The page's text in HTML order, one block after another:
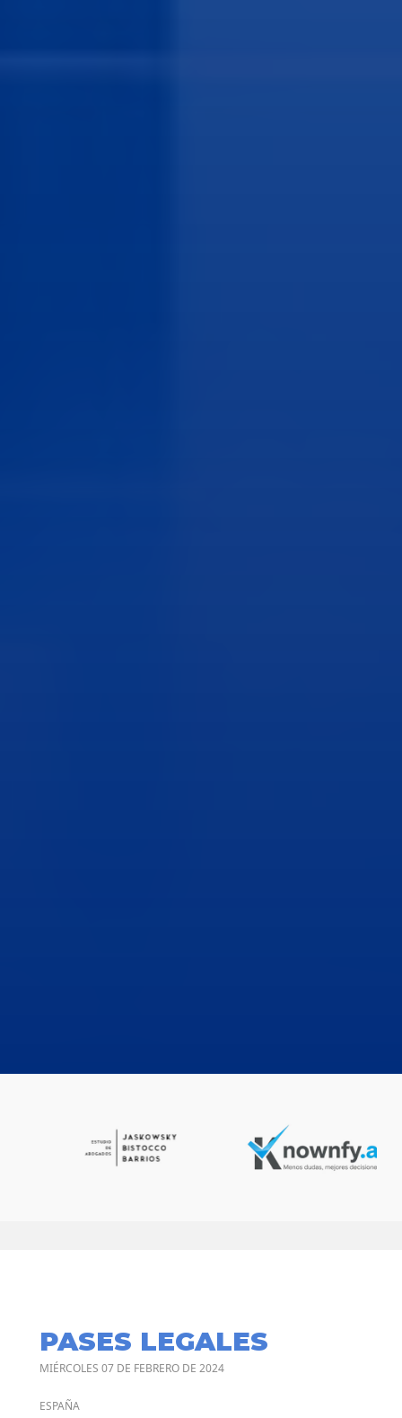
PASES LEGALES
MIÉRCOLES 07 DE FEBRERO DE 2024
ESPAÑA